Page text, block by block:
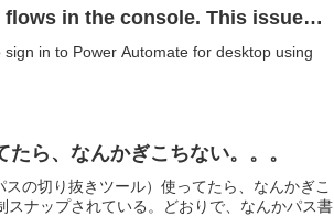
in the console. This issue
a work or school account. We
updates soon.
in to Power Automate for desktop using
ら、なんかぎこちない。。。
の切り抜きツール）使ってたら、なんかぎこ
ナップされている。どおりで、なんかパス書